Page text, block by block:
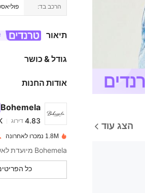
הצג עוד
הרכב בד: 95% פוליאסטר, 5%
תיאור
גודל & כושר
אודות החנות
Bohemela
4.83
m***0
1.8M נמכרו לאחרונה
כל